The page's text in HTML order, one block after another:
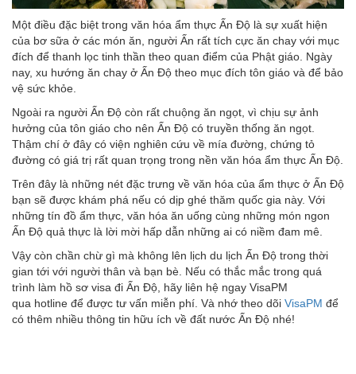
Một điều đặc biệt trong văn hóa ẩm thực Ấn Độ là sự xuất hiện
của bơ sữa ở các món ăn, người Ấn rất tích cực ăn chay với mục
đích để thanh lọc tinh thần theo quan điểm của Phật giáo. Ngày
nay, xu hướng ăn chay ở Ấn Độ theo mục đích tôn giáo và để bảo
vệ sức khỏe.
Ngoài ra người Ấn Độ còn rất chuộng ăn ngọt, vì chịu sự ảnh
hưởng của tôn giáo cho nên Ấn Độ có truyền thống ăn ngọt.
Thậm chí ở đây có viện nghiên cứu về mía đường, chứng tỏ
đường có giá trị rất quan trọng trong nền văn hóa ẩm thực Ấn Độ.
Trên đây là những nét đặc trưng về văn hóa của ẩm thực ở Ấn Độ
bạn sẽ được khám phá nếu có dịp ghé thăm quốc gia này. Với
những tín đồ ẩm thực, văn hóa ăn uống cùng những món ngon
Ấn Độ quả thực là lời mời hấp dẫn những ai có niềm đam mê.
Vậy còn chần chừ gì mà không lên lịch du lịch Ấn Độ trong thời
gian tới với người thân và bạn bè. Nếu có thắc mắc trong quá
trình làm hồ sơ visa đi Ấn Độ, hãy liên hệ ngay VisaPM
qua hotline để được tư vấn miễn phí. Và nhớ theo dõi VisaPM để
có thêm nhiều thông tin hữu ích về đất nước Ấn Độ nhé!